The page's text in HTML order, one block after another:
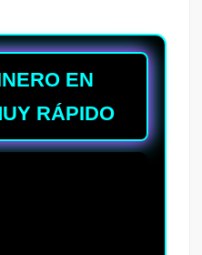
EN
RÁPIDO